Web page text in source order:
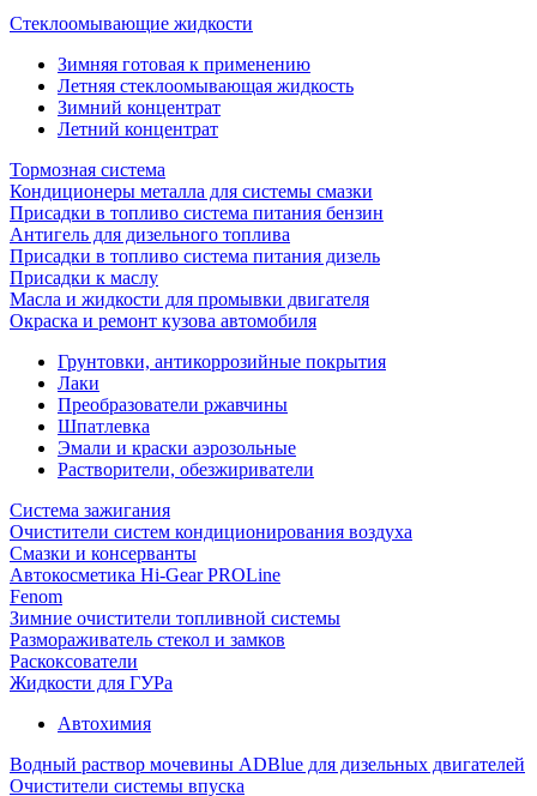
Стеклоомывающие жидкости
Зимняя готовая к применению
Летняя стеклоомывающая жидкость
Зимний концентрат
Летний концентрат
Тормозная система
Кондиционеры металла для системы смазки
Присадки в топливо система питания бензин
Антигель для дизельного топлива
Присадки в топливо система питания дизель
Присадки к маслу
Масла и жидкости для промывки двигателя
Окраска и ремонт кузова автомобиля
Грунтовки, антикоррозийные покрытия
Лаки
Преобразователи ржавчины
Шпатлевка
Эмали и краски аэрозольные
Растворители, обезжириватели
Система зажигания
Очистители систем кондиционирования воздуха
Смазки и консерванты
Автокосметика Hi-Gear PROLine
Fenom
Зимние очистители топливной системы
Размораживатель стекол и замков
Раскоксователи
Жидкости для ГУРа
Автохимия
Водный раствор мочевины ADBlue для дизельных двигателей
Очистители системы впуска